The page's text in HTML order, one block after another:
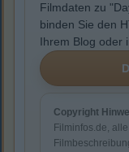
Filmdaten zu
binden Sie den
Ihrem Blog oder
Copyright
Filminfos.de,